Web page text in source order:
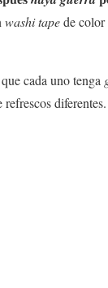
washi tapede color
cada uno tenga
diferentes.